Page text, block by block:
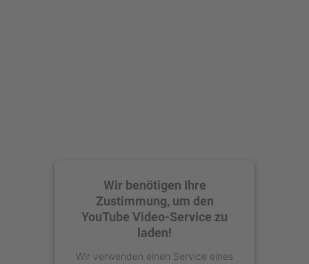
Wir benötigen Ihre
Zustimmung, um den
YouTube Video-Service zu
laden!
Wir verwenden einen Service eines